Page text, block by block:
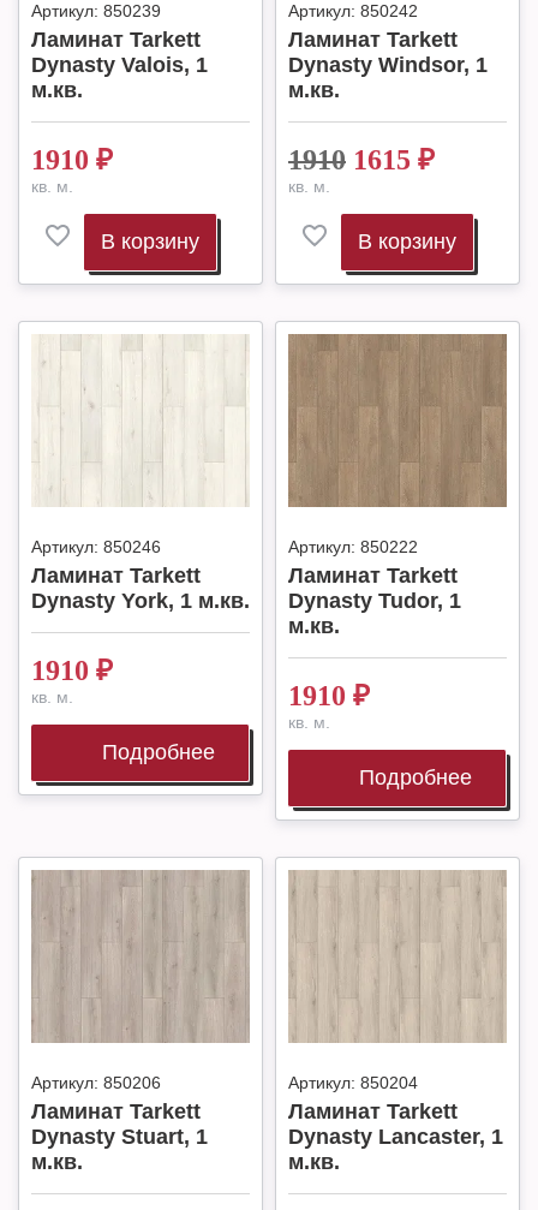
Артикул: 850239
Ламинат Tarkett
Dynasty Valois, 1
м.кв.
1910 ₽
кв. м.
В корзину
Артикул: 850242
Ламинат Tarkett
Dynasty Windsor, 1
м.кв.
1910 1615 ₽
кв. м.
В корзину
Артикул: 850246
Ламинат Tarkett
Dynasty York, 1 м.кв.
1910 ₽
кв. м.
Подробнее
Артикул: 850222
Ламинат Tarkett
Dynasty Tudor, 1
м.кв.
1910 ₽
кв. м.
Подробнее
Артикул: 850206
Ламинат Tarkett
Dynasty Stuart, 1
м.кв.
Артикул: 850204
Ламинат Tarkett
Dynasty Lancaster, 1
м.кв.